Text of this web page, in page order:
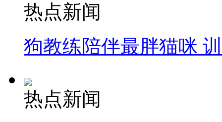
热点新闻
狗教练陪伴最胖猫咪
热点新闻